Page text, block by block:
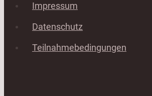
Impressum
Datenschutz
Teilnahmebedingungen